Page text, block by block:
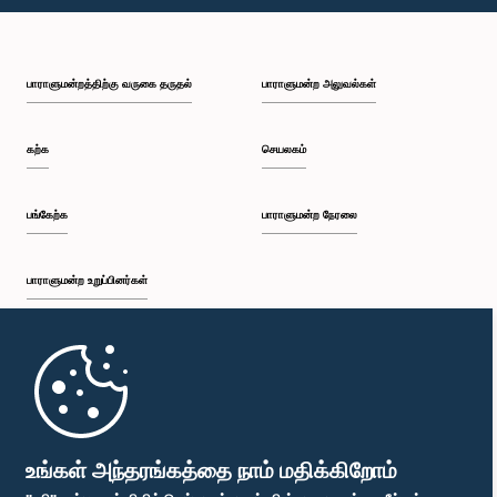
உங்கள் அந்தரங்கத்தை நாம் மதிக்கிறோம்
பி.ப. 1:43 - பி.ப. 1:53
பி.ப. 2:01 - பி.ப. 2:12
பி.ப. 2:20 - பி.ப. 2:29
பாராளுமன்றத்திற்கு வருகை தருதல்
கற்க
பங்கேற்க
பாராளுமன்ற உறுப்பினர்கள்
முதற்பக்கம்
பாராளுமன்ற அலுவல்கள்
செயலகம்
பாராளுமன்ற நேரலை
பாராளுமன்ற கையடக்க செயலி